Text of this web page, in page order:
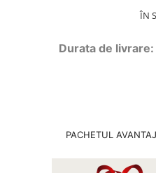
ÎN
Durata de livrare:
PACHETUL